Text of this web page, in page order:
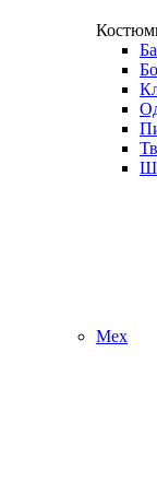
Мех